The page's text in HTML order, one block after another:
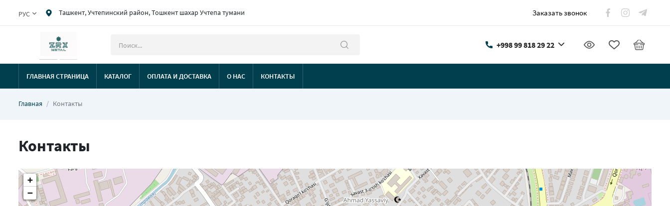
РУС Ташкент, Учтепинский район, Тошкент шахар Учтепа тумани Заказать звонок
+998 99 818 29 22
ГЛАВНАЯ СТРАНИЦА КАТАЛОГ ОПЛАТА И ДОСТАВКА О НАС КОНТАКТЫ
Главная Контакты
Контакты
+
−